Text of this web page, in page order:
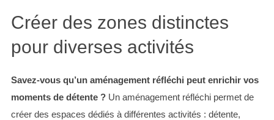
Créer des zones distinctes
pour diverses activités
Savez-vous qu’un aménagement réfléchi peut enrichir vos
moments de détente ?Un aménagement réfléchi permet de
créer des espaces dédiés à différentes activités : détente,